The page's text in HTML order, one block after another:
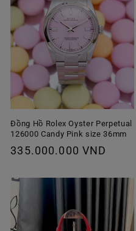
Đồng Hồ Rolex Oyster Perpetual
126000 Candy Pink size 36mm
Giá
thường
335.000.000 VND